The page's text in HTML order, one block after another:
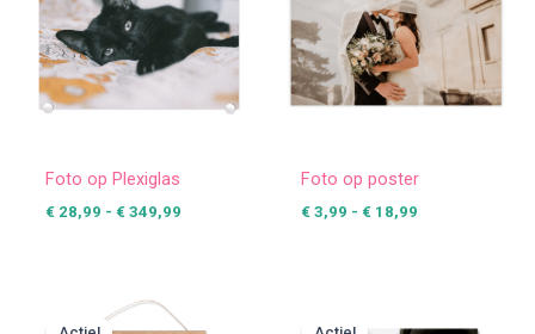
Foto op Plexiglas
€28,99 - €349,99
Foto op poster
€3,99 - €18,99
€ 16,99